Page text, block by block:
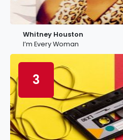
Whitney Houston
I’m Every Woman
3